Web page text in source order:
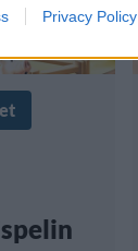
Privacy Policy